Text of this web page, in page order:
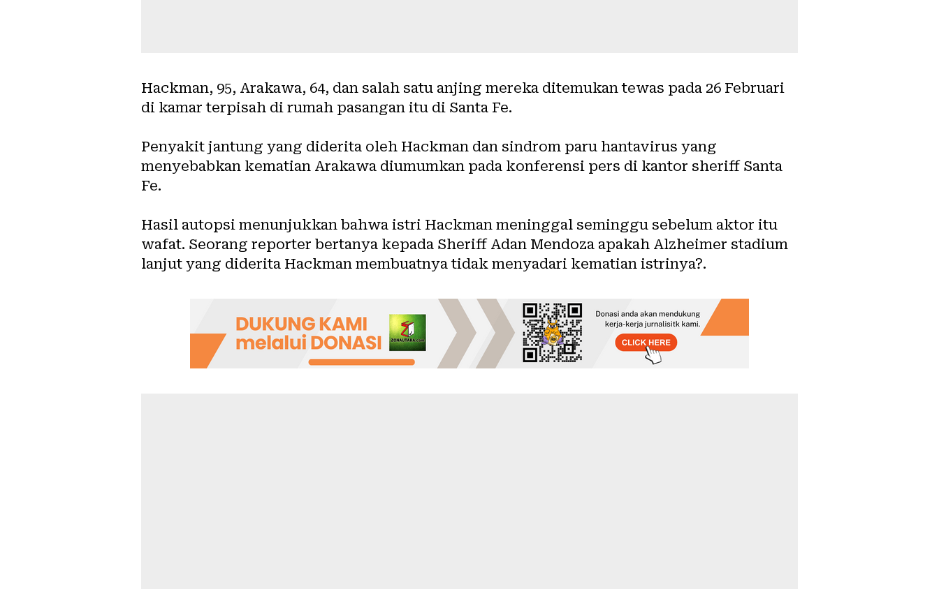
Hackman, 95, Arakawa, 64, dan salah satu anjing mereka ditemukan tewas pada 26 Februari
di kamar terpisah di rumah pasangan itu di Santa Fe.
Penyakit jantung yang diderita oleh Hackman dan sindrom paru hantavirus yang
menyebabkan kematian Arakawa diumumkan pada konferensi pers di kantor sheriff Santa
Fe.
Hasil autopsi menunjukkan bahwa istri Hackman meninggal seminggu sebelum aktor itu
wafat. Seorang reporter bertanya kepada Sheriff Adan Mendoza apakah Alzheimer stadium
lanjut yang diderita Hackman membuatnya tidak menyadari kematian istrinya?.